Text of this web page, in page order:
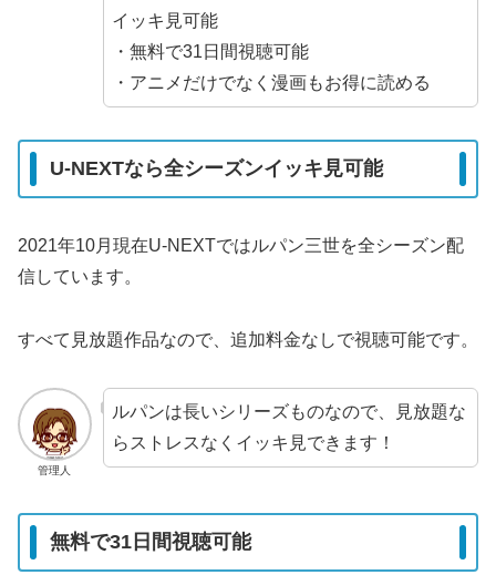
イッキ見可能
・無料で31日間視聴可能
・アニメだけでなく漫画もお得に読める
U-NEXTなら全シーズンイッキ見可能
2021年10月現在U-NEXTではルパン三世を全シーズン配
信しています。
すべて見放題作品なので、追加料金なしで視聴可能です。
管理人
ルパンは長いシリーズものなので、見放題な
らストレスなくイッキ見できます！
無料で31日間視聴可能